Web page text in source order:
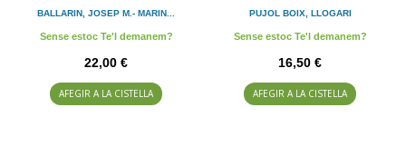
BALLARIN, JOSEP M.- MARIN...
Sense estoc Te'l demanem?
22,00 €
AFEGIR A LA CISTELLA
PUJOL BOIX, LLOGARI
Sense estoc Te'l demanem?
16,50 €
AFEGIR A LA CISTELLA